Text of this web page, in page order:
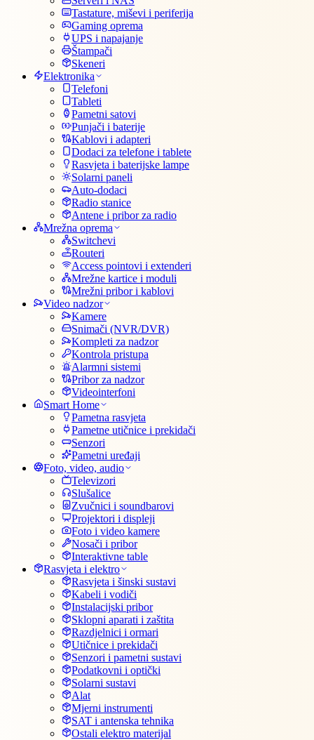
Tastature, miševi i periferija
Gaming oprema
UPS i napajanje
Štampači
Skeneri
Elektronika
Telefoni
Tableti
Pametni satovi
Punjači i baterije
Kablovi i adapteri
Dodaci za telefone i tablete
Rasvjeta i baterijske lampe
Solarni paneli
Auto-dodaci
Radio stanice
Antene i pribor za radio
Mrežna oprema
Switchevi
Routeri
Access pointovi i extenderi
Mrežne kartice i moduli
Mrežni pribor i kablovi
Video nadzor
Kamere
Snimači (NVR/DVR)
Kompleti za nadzor
Kontrola pristupa
Alarmni sistemi
Pribor za nadzor
Videointerfoni
Smart Home
Pametna rasvjeta
Pametne utičnice i prekidači
Senzori
Pametni uređaji
Foto, video, audio
Televizori
Slušalice
Zvučnici i soundbarovi
Projektori i displeji
Foto i video kamere
Nosači i pribor
Interaktivne table
Rasvjeta i elektro
Rasvjeta i šinski sustavi
Kabeli i vodiči
Instalacijski pribor
Sklopni aparati i zaštita
Razdjelnici i ormari
Utičnice i prekidači
Senzori i pametni sustavi
Podatkovni i optički
Solarni sustavi
Alat
Mjerni instrumenti
SAT i antenska tehnika
Ostali elektro materijal